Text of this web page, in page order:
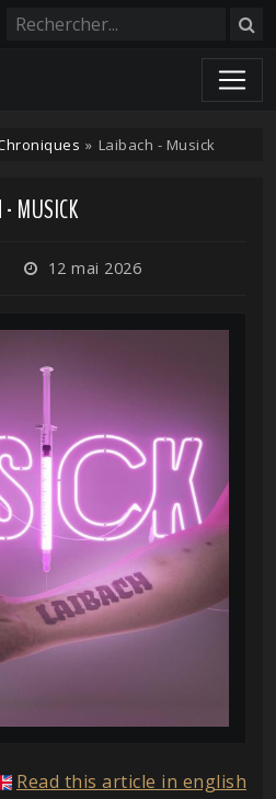
» Laibach - Musick
- MUSICK
12 mai 2026
Read this article in english